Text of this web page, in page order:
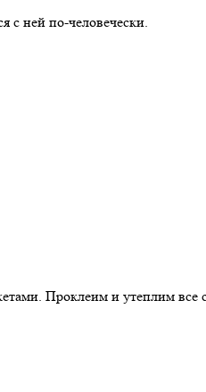
ней по-человечески.
Проклеим и утеплим все